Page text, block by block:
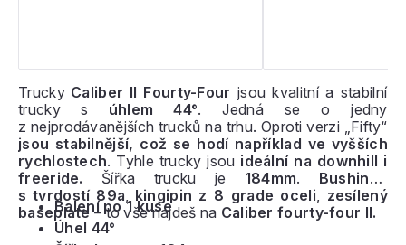
Trucky Caliber II Fourty-Four jsou kvalitní a stabilní
trucky s úhlem 44°. Jedná se o jedny
z nejprodávanějších trucků na trhu. Oproti verzi „Fifty“
jsou stabilnější, což se hodí například ve vyšších
rychlostech. Tyhle trucky jsou ideální na downhill i
freeride. Šířka trucku je 184mm. Bushingy
s tvrdostí 89a, kingipin z 8 grade oceli, zesílený
baseplate – to vše najdeš na Caliber fourty-four II.
Balení po 1 kuse
Úhel 44°